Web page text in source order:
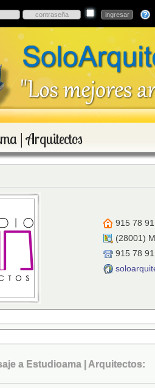
| Arquitectos
915 78
(28001)
915 78
a Estudioama | Arquitectos: